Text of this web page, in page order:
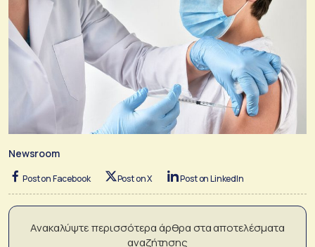
Newsroom
Post on Facebook Post on X Post on LinkedIn
Ανακαλύψτε περισσότερα άρθρα στα αποτελέσματα
αναζήτησης